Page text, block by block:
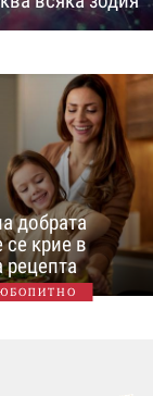
добрата
се крие в